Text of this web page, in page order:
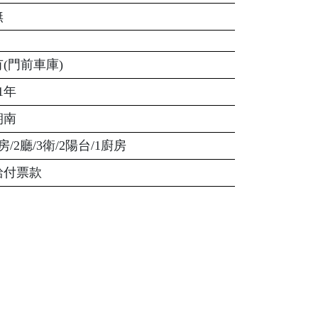
(門前車庫)
年
南
/2廳/3衛/2陽台/1廚房
付票款